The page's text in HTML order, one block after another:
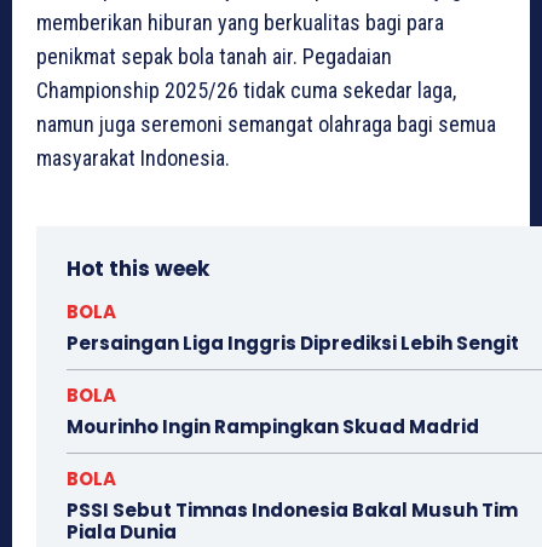
memberikan hiburan yang berkualitas bagi para
penikmat sepak bola tanah air. Pegadaian
Championship 2025/26 tidak cuma sekedar laga,
namun juga seremoni semangat olahraga bagi semua
masyarakat Indonesia.
Hot this week
BOLA
Persaingan Liga Inggris Diprediksi Lebih Sengit
BOLA
Mourinho Ingin Rampingkan Skuad Madrid
BOLA
PSSI Sebut Timnas Indonesia Bakal Musuh Tim
Piala Dunia